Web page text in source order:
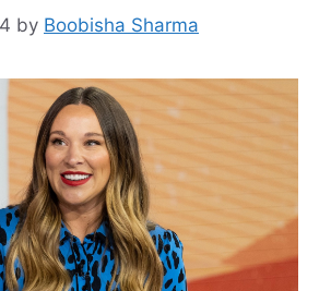
by Boobisha Sharma